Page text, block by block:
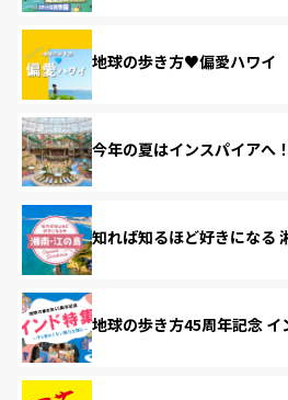
地球の歩き方♥偏愛ハワイ
今年の夏はインスパイアへ！
知れば知るほど好きになる
地球の歩き方45周年記念 イ